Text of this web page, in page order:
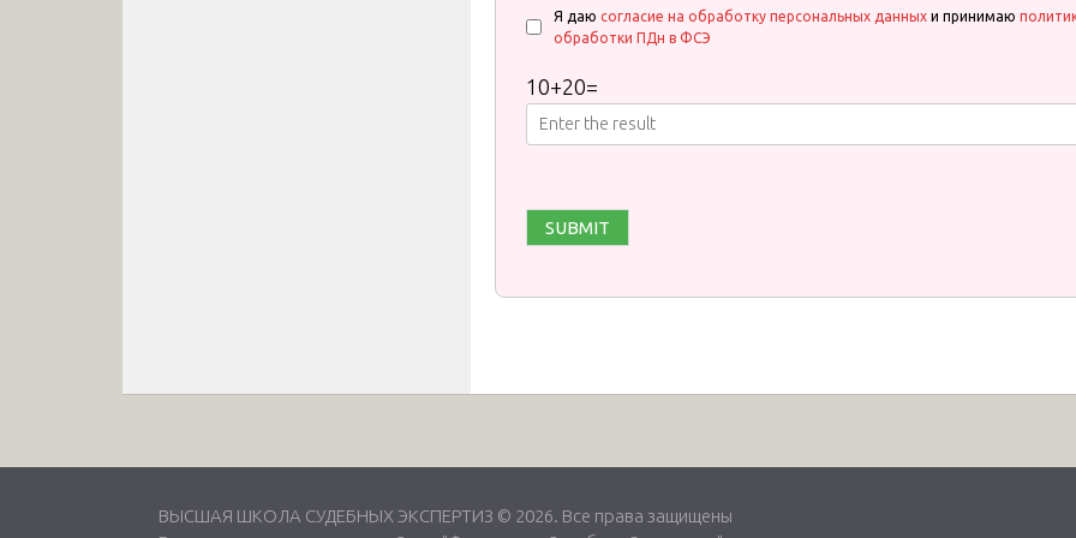
Я даю согласие на обработку персональных данных и принимаю
обработки ПДн в ФСЭ
10+20=
ВЫСШАЯ ШКОЛА СУДЕБНЫХ ЭКСПЕРТИЗ © 2026. Все права защищены